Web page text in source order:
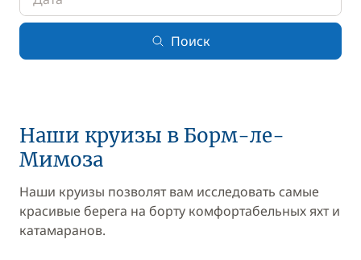
Поиск
Наши круизы в Борм-ле-
Мимоза
Наши круизы позволят вам исследовать самые
красивые берега на борту комфортабельных яхт и
катамаранов.